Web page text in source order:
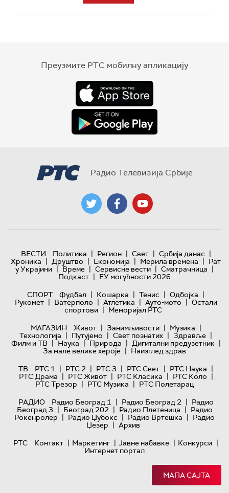
Преузмите РТС мобилну апликацију
Радио Телевизија Србије
ВЕСТИ Политика | Регион | Свет | Србија данас |
Хроника | Друштво | Економија | Мерила времена | Рат
у Украјини | Време | Сервисне вести | Сматрачница |
Подкаст | ЕУ могућности 2026
СПОРТ
Фудбал | Кошарка | Тенис | Одбојка |
Рукомет | Ватерполо | Атлетика | Ауто-мото | Остали
спортови | Меморијал РТС
МАГАЗИН
Живот | Занимљивости | Музика |
Технологијa | Путујемо | Свет познатих | Здравље |
Филм и ТВ | Наука | Природа | Дигитални предузетник |
За мале велике хероје | Наизглед здрав
ТВ
РТС 1 | РТС 2 | РТС 3 | РТС Свет | РТС Наука |
РТС Драма | РТС Живот | РТС Класика | РТС Коло |
РТС Трезор | РТС Музика | РТС Полетарац
РАДИО
Радио Београд 1 | Радио Београд 2 | Радио
Београд 3 | Београд 202 | Радио Плетеница | Радио
Рокенролер | Радио Џубокс | Радио Вртешка | Радио
Џезер | Архив
РТС
Контакт | Маркетинг | Јавне набавке | Конкурси |
Интернет портал
МАПА САЈТА